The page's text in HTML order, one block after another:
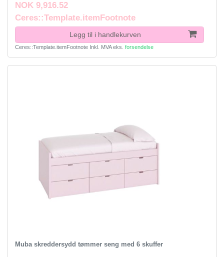
NOK 9,916.52
Ceres::Template.itemFootnote
Legg til i handlekurven
Ceres::Template.itemFootnote Inkl. MVAeks. forsendelse
Muba skreddersydd tømmer seng med 6 skuffer